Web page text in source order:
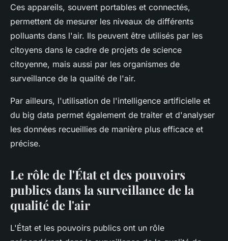
Ces appareils, souvent portables et connectés,
permettent de mesurer les niveaux de différents
polluants dans l'air. Ils peuvent être utilisés par les
citoyens dans le cadre de projets de science
citoyenne, mais aussi par les organismes de
surveillance de la qualité de l'air.
Par ailleurs, l'utilisation de l'intelligence artificielle et
du big data permet également de traiter et d'analyser
les données recueillies de manière plus efficace et
précise.
Le rôle de l'État et des pouvoirs
publics dans la surveillance de la
qualité de l'air
L'État et les pouvoirs publics ont un rôle